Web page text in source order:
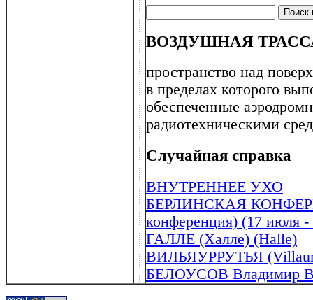
ВОЗДУШНАЯ ТРАССА
пространство над
в пределах которого
обеспеченные
радиотехническими
Случайная справка
ВНУТРЕННЕЕ УХО
БЕРЛИНСКАЯ
конференция) (17 июля -
ГАЛЛЕ (Халле) (Halle)
ВИЛЬЯУРРУТЬЯ
БЕЛОУСОВ Владимир